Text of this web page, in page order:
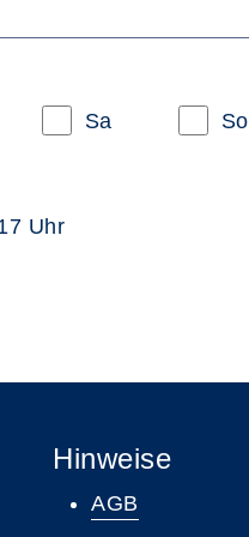
Sa So
Uhr
Hinweise
AGB